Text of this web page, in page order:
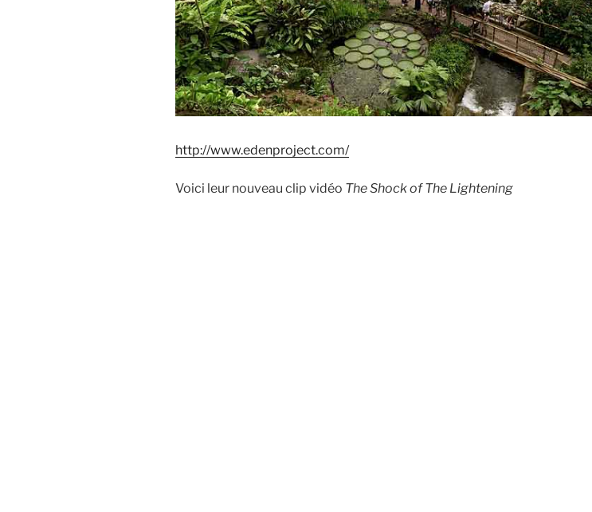
http://www.edenproject.com/
Voici leur nouveau clip vidéo The Shock of The Lightening